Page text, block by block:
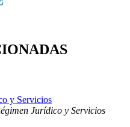
y Servicios
Jurídico y Servicios